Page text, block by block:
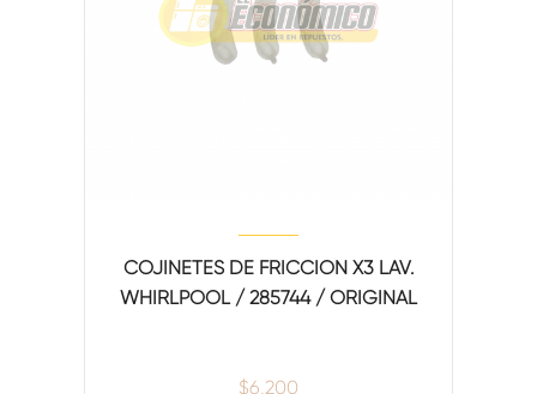
COJINETES DE FRICCION X3 LAV.
WHIRLPOOL / 285744 / ORIGINAL
$6,200